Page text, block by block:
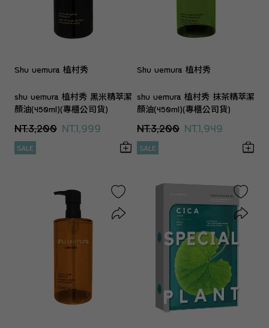
Shu uemura 植村秀
shu uemura 植村秀 黑米精萃潔
顏油(450ml)(專櫃公司貨)
NT.3,200 NT.1,999
SALE
Shu uemura 植村秀
shu uemura 植村秀 抹茶精萃潔
顏油(450ml)(專櫃公司貨)
NT.3,200 NT.1,949
SALE